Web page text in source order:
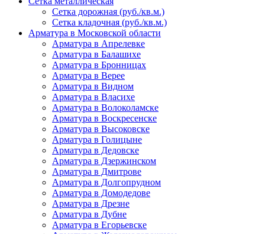
Сетка дорожная (руб./кв.м.)
Сетка кладочная (руб./кв.м.)
Арматура в Московской области
Арматура в Апрелевке
Арматура в Балашихе
Арматура в Бронницах
Арматура в Верее
Арматура в Видном
Арматура в Власихе
Арматура в Волоколамске
Арматура в Воскресенске
Арматура в Высоковске
Арматура в Голицыне
Арматура в Дедовске
Арматура в Дзержинском
Арматура в Дмитрове
Арматура в Долгопрудном
Арматура в Домодедове
Арматура в Дрезне
Арматура в Дубне
Арматура в Егорьевске